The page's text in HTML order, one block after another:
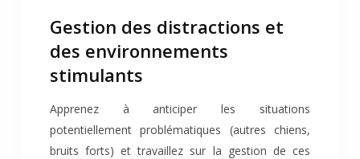
Gestion des distractions et
des environnements
stimulants
Apprenez à anticiper les situations
potentiellement problématiques (autres chiens,
bruits forts) et travaillez sur la gestion de ces